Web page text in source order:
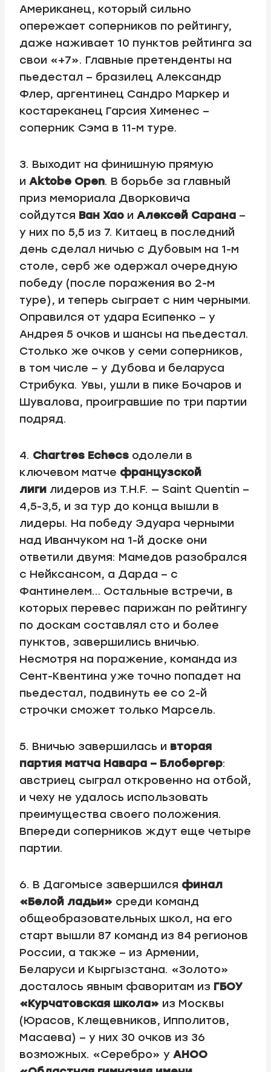
Американец, который сильно
опережает соперников по рейтингу,
даже наживает 10 пунктов рейтинга за
свои «+7». Главные претенденты на
пьедестал – бразилец Александр
Флер, аргентинец Сандро Маркер и
костареканец Гарсия Хименес –
соперник Сэма в 11-м туре.
3. Выходит на финишную прямую
и Aktobe Open. В борьбе за главный
приз мемориала Дворковича
сойдутся Ван Хао и Алексей Сарана –
у них по 5,5 из 7. Китаец в последний
день сделал ничью с Дубовым на 1-м
столе, серб же одержал очередную
победу (после поражения во 2-м
туре), и теперь сыграет с ним черными.
Оправился от удара Есипенко – у
Андрея 5 очков и шансы на пьедестал.
Столько же очков у семи соперников,
в том числе – у Дубова и беларуса
Стрибука. Увы, ушли в пике Бочаров и
Шувалова, проигравшие по три партии
подряд.
4. Chartres Echecs одолели в
ключевом матче французской
лиги лидеров из T.H.F. — Saint Quentin –
4,5-3,5, и за тур до конца вышли в
лидеры. На победу Эдуара черными
над Иванчуком на 1-й доске они
ответили двумя: Мамедов разобрался
с Нейксансом, а Дарда – с
Фантинелем… Остальные встречи, в
которых перевес парижан по рейтингу
по доскам составлял сто и более
пунктов, завершились вничью.
Несмотря на поражение, команда из
Сент-Квентина уже точно попадет на
пьедестал, подвинуть ее со 2-й
строчки сможет только Марсель.
5. Вничью завершилась и вторая
партия матча Навара – Блобергер:
австриец сыграл откровенно на отбой,
и чеху не удалось использовать
преимущества своего положения.
Впереди соперников ждут еще четыре
партии.
6. В Дагомысе завершился финал
«Белой ладьи» среди команд
общеобразовательных школ, на его
старт вышли 87 команд из 84 регионов
России, а также – из Армении,
Беларуси и Кыргызстана. «Золото»
досталось явным фаворитам из ГБОУ
«Курчатовская школа» из Москвы
(Юрасов, Клещевников, Ипполитов,
Масаева) – у них 30 очков из 36
возможных. «Серебро» у АНОО